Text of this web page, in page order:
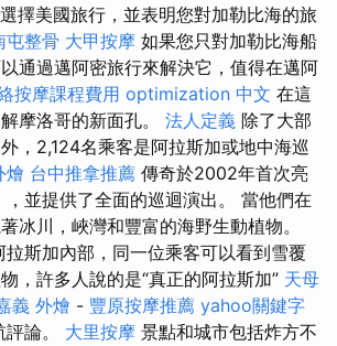
選擇美國旅行，並表明您對加勒比海的旅
屯整骨 大甲按摩 如果您只對加勒比海船
通過邁阿密旅行來解決它，值得在邁阿
按摩課程費用 optimization 中文 在這
摩洛哥的新面孔。 法人定義 除了大部
，2,124名乘客是阿拉斯加或地中海巡
燴 台中推拿推薦 傳奇於2002年首次亮
並提供了全面的巡迴演出。 當他們在
冰川，峽灣和豐富的海野生動植物。
拉斯加內部，同一位乘客可以看到雪覆
，許多人說的是“真正的阿拉斯加” 天母
義 外燴 - 豐原按摩推薦 yahoo關鍵字
論。 大里按摩 景點和城市包括炸方不